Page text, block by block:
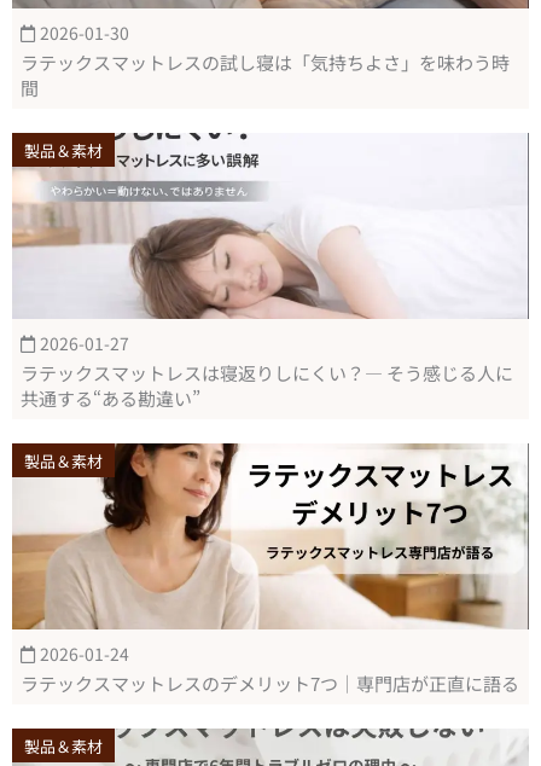
2026-01-30
ラテックスマットレスの試し寝は「気持ちよさ」を味わう時
間
製品＆素材
2026-01-27
ラテックスマットレスは寝返りしにくい？― そう感じる人に
共通する“ある勘違い”
製品＆素材
2026-01-24
ラテックスマットレスのデメリット7つ｜専門店が正直に語る
製品＆素材